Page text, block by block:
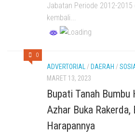
Jabatan Periode 2012-2015
kembali...
0
ADVERTORIAL / DAERAH /
MARET 13, 2023
Bupati Tanah
Azhar Buka Rakerda,
Harapannya